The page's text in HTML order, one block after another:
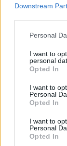
Downstream
Please note
not limited to
grant or deny
use your data
consent section.
Personal
I want to
personal
Opted In
I want to
Personal
Opted In
I want to
Personal
Opted In
hogy a
szakértő.
Kína